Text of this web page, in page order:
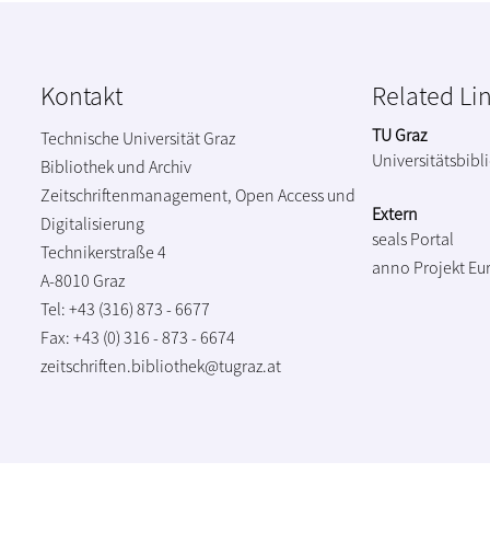
Kontakt
Technische Universität Graz
Bibliothek und Archiv
Zeitschriftenmanagement, Open Access und
Digitalisierung
Technikerstraße 4
A-8010 Graz
Tel: +43 (316) 873 - 6677
Fax: +43 (0) 316 - 873 - 6674
zeitschriften.bibliothek@tugraz.at
Related
TU Graz
Extern
seals Portal
anno Projekt